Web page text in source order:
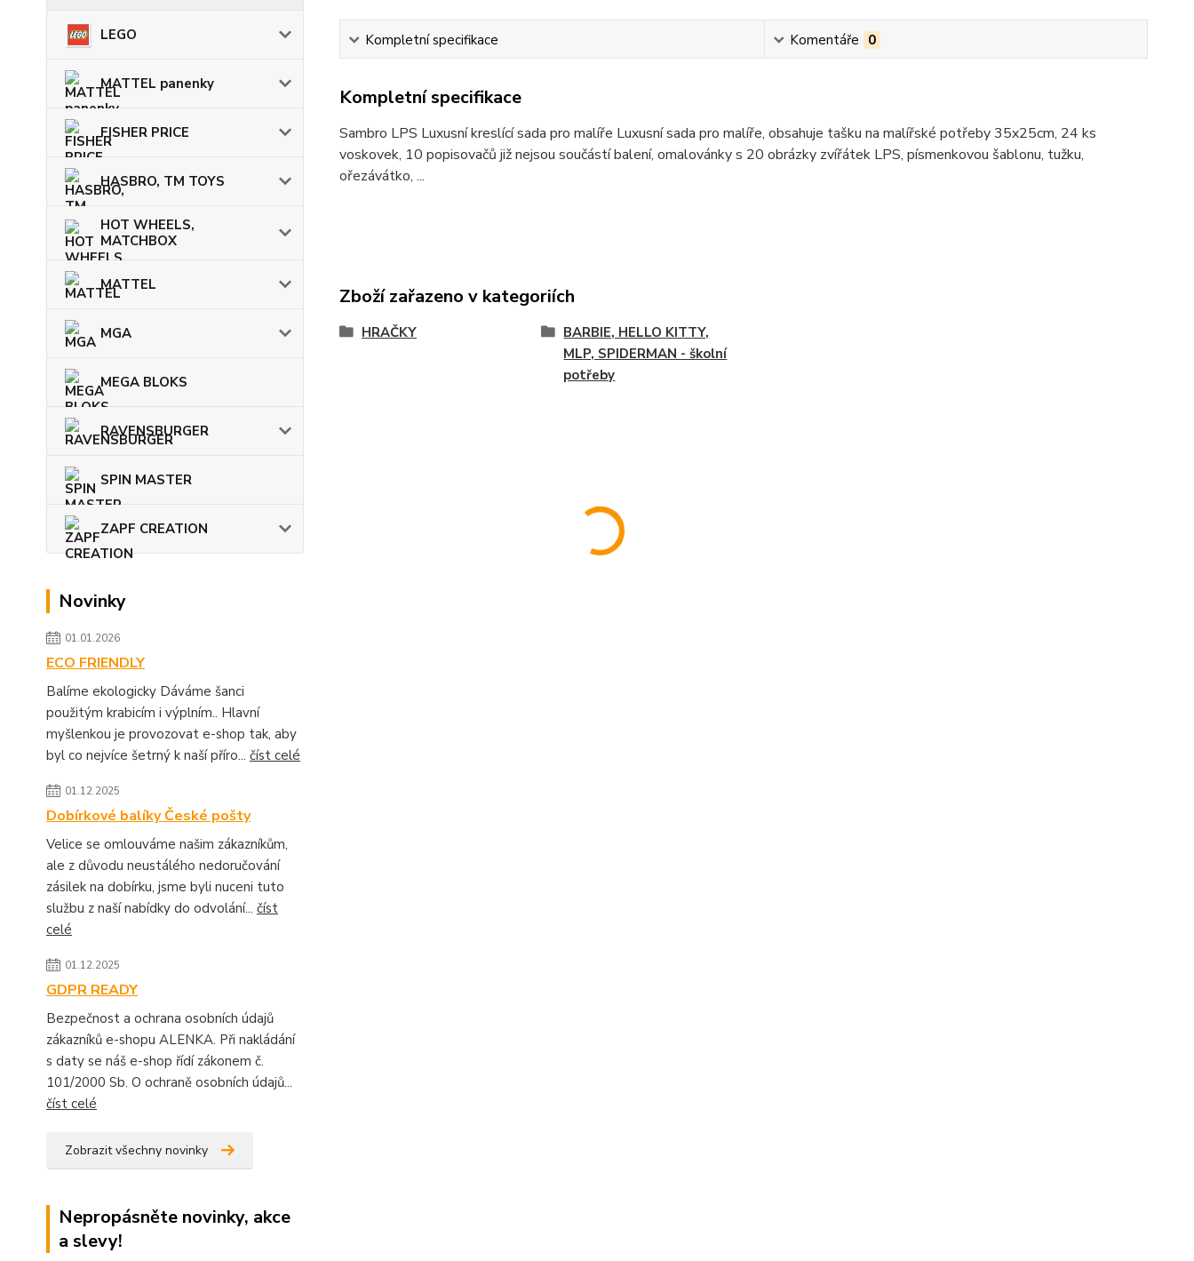
LEGO
MATTEL panenky
FISHER PRICE
HASBRO, TM TOYS
HOT WHEELS,
MATCHBOX
MATTEL
MGA
MEGA BLOKS
RAVENSBURGER
SPIN MASTER
ZAPF CREATION
Novinky
01.01.2026
ECO FRIENDLY
Balíme ekologicky Dáváme šanci
použitým krabicím i výplním.. Hlavní
myšlenkou je provozovat e-shop tak, aby
byl co nejvíce šetrný k naší příro... číst celé
01.12.2025
Dobírkové balíky České pošty
Velice se omlouváme našim zákazníkům,
ale z důvodu neustálého nedoručování
zásilek na dobírku, jsme byli nuceni tuto
službu z naší nabídky do odvolání... číst
celé
01.12.2025
GDPR READY
Bezpečnost a ochrana osobních údajů
zákazníků e-shopu ALENKA. Při nakládání
s daty se náš e-shop řídí zákonem č.
101/2000 Sb. O ochraně osobních údajů...
číst celé
Zobrazit všechny novinky
Nepropásněte novinky, akce
a slevy!
Kompletní specifikace Komentáře 0
Kompletní specifikace
Sambro LPS Luxusní kreslící sada pro malíře Luxusní sada pro malíře, obsahuje tašku na malířské potřeby 35x25cm, 24 ks
voskovek, 10 popisovačů již nejsou součástí balení, omalovánky s 20 obrázky zvířátek LPS, písmenkovou šablonu, tužku,
ořezávátko, ...
Zboží zařazeno v kategoriích
HRAČKY
BARBIE, HELLO KITTY,
MLP, SPIDERMAN - školní
potřeby